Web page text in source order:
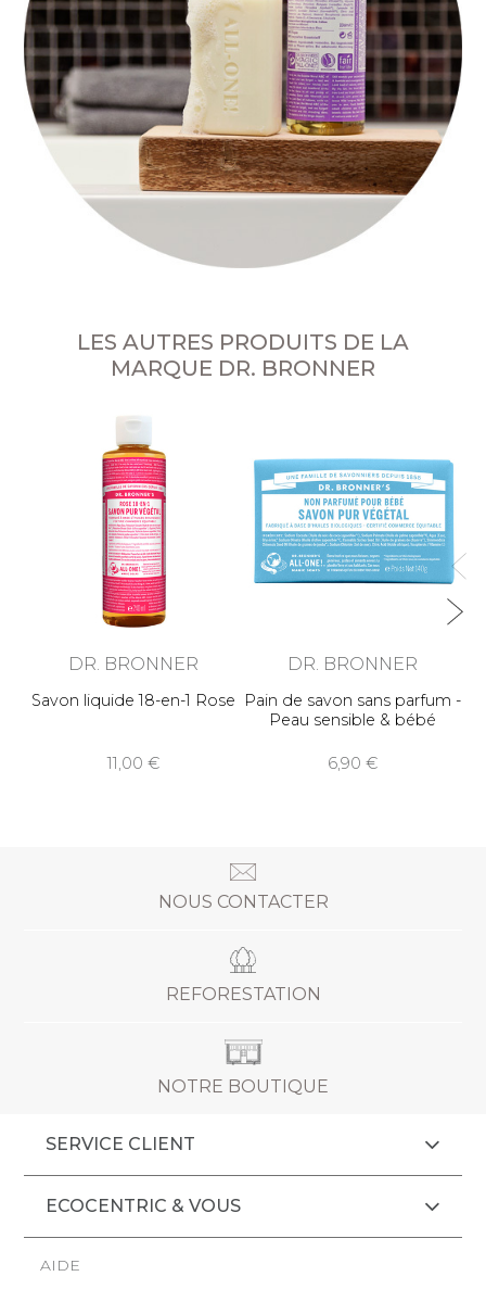
LES AUTRES PRODUITS DE LA
MARQUE DR. BRONNER
DR. BRONNER
Savon liquide 18-en-1 Rose
11,00
DR. BRONNER
Pain de savon sans parfum -
Peau sensible & bébé
6,90
NOUS CONTACTER
REFORESTATION
NOTRE BOUTIQUE
SERVICE CLIENT
ECOCENTRIC & VOUS
AIDE